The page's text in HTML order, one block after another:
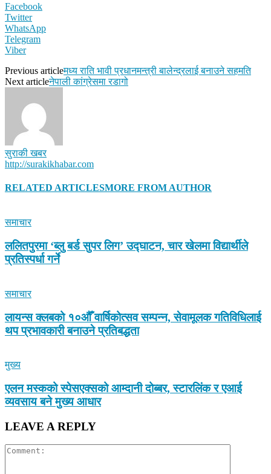
Facebook
Twitter
WhatsApp
Telegram
Viber
Previous articleमध्य राति भावी प्रधानमन्त्री बालेन्द्रलाई बनाउने सहमति
Next articleनेपाली कांग्रेसमा रडागो
सुराकी खबर
http://surakikhabar.com
RELATED ARTICLESMORE FROM AUTHOR
समाचार
ललितपुरमा ‘ब्लु बर्ड सुपर लिग’ उद्घाटन, चार खेलमा विद्यार्थीले
प्रतिस्पर्धा गर्ने
समाचार
लायन्स क्लबको १०औँ वार्षिकोत्सव सम्पन्न, सेवामूलक गतिविधिलाई
थप प्रभावकारी बनाउने प्रतिबद्धता
मुख्य
एलन मस्कको स्पेसएक्सको आम्दानी दोब्बर, स्टारलिंक र एआई
व्यवसाय बने मुख्य आधार
LEAVE A REPLY